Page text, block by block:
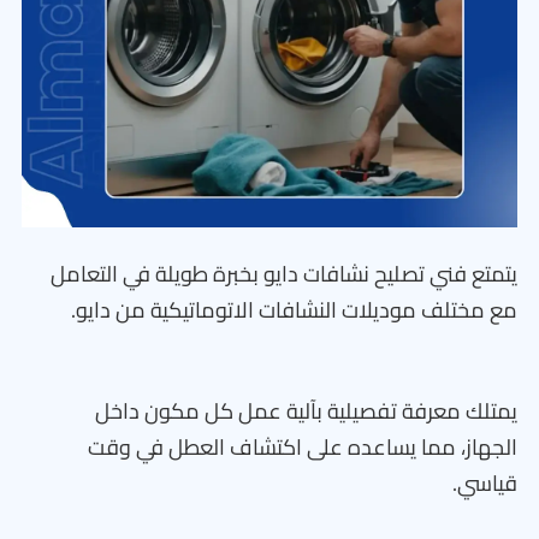
يتمتع فني تصليح نشافات دايو بخبرة طويلة في التعامل
مع مختلف موديلات النشافات الاتوماتيكية من دايو.
يمتلك معرفة تفصيلية بآلية عمل كل مكون داخل
الجهاز، مما يساعده على اكتشاف العطل في وقت
قياسي.